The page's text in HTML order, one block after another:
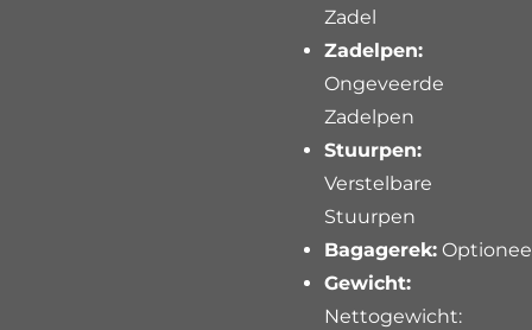
Zadel
Zadelpen:
Ongeveerde
Zadelpen
Stuurpen:
Verstelbare
Stuurpen
Bagagerek:
Gewicht:
Nettogewicht: